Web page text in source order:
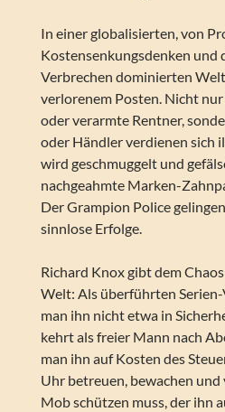
In einer globalisierten, von
Kostensenkungsdenken und
Verbrechen dominierten
verlorenem Posten. Nicht
oder verarmte Rentner,
oder Händler verdienen sich
wird geschmuggelt und
nachgeahmte Marken-
Der Grampion Police
sinnlose Erfolge.
Richard Knox gibt dem
Welt: Als überführten
man ihn nicht etwa in
kehrt als freier Mann nach
man ihn auf Kosten des
Uhr betreuen, bewachen
Mob schützen muss, der ihn